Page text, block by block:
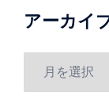
アーカイ